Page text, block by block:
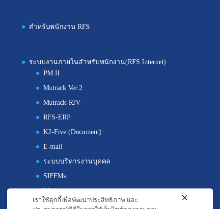
สำหรับพนักงาน RFS
ระบบงานภายในสำหรับพนักงาน(RFS Internet)
PM II
Mutrack Ver.2
Mutrack-RJV
RFS-ERP
K2-Five (Document)
E-mail
ระบบบริหารงานบุคคล
SIFFMs
Maximo
เราใช้คุกกี้เพื่อพัฒนาประสิทธิภาพ และ